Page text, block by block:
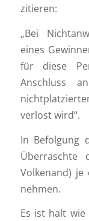
zitieren:
„Bei
eines
für diese
Anschluss
verlost wird“.
In Befolgung
Überraschte
Volkenand) je
nehmen.
Es ist halt